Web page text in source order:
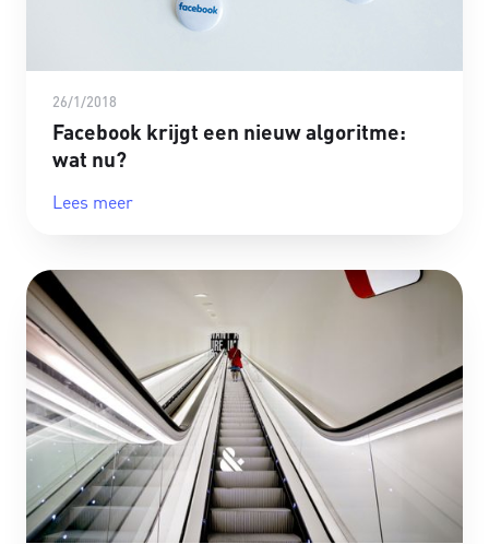
26/1/2018
Facebook krijgt een nieuw algoritme:
wat nu?
Lees meer